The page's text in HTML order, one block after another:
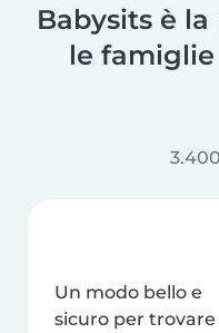
Babysits è
le
Un modo bello e
sicuro per trovare